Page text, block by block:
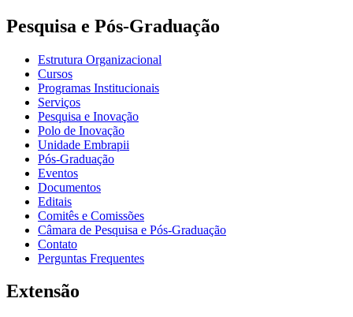
Pesquisa e Pós-Graduação
Estrutura Organizacional
Cursos
Programas Institucionais
Serviços
Pesquisa e Inovação
Polo de Inovação
Unidade Embrapii
Pós-Graduação
Eventos
Documentos
Editais
Comitês e Comissões
Câmara de Pesquisa e Pós-Graduação
Contato
Perguntas Frequentes
Extensão